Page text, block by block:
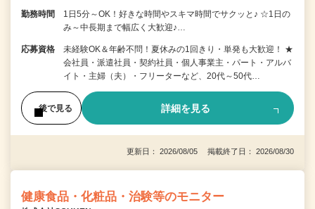
勤務時間
1日5分～OK！好きな時間やスキマ時間でサクッと♪ ☆1日の
み～中長期まで幅広く大歓迎♪…
応募資格
未経験OK＆年齢不問！夏休みの1回きり・単発も大歓迎！ ★
会社員・派遣社員・契約社員・個人事業主・パート・アルバ
イト・主婦（夫）・フリーターなど、20代～50代…
後で見る 詳細を見る
更新日： 2026/08/05 掲載終了日： 2026/08/30
健康食品・化粧品・治験等のモニター